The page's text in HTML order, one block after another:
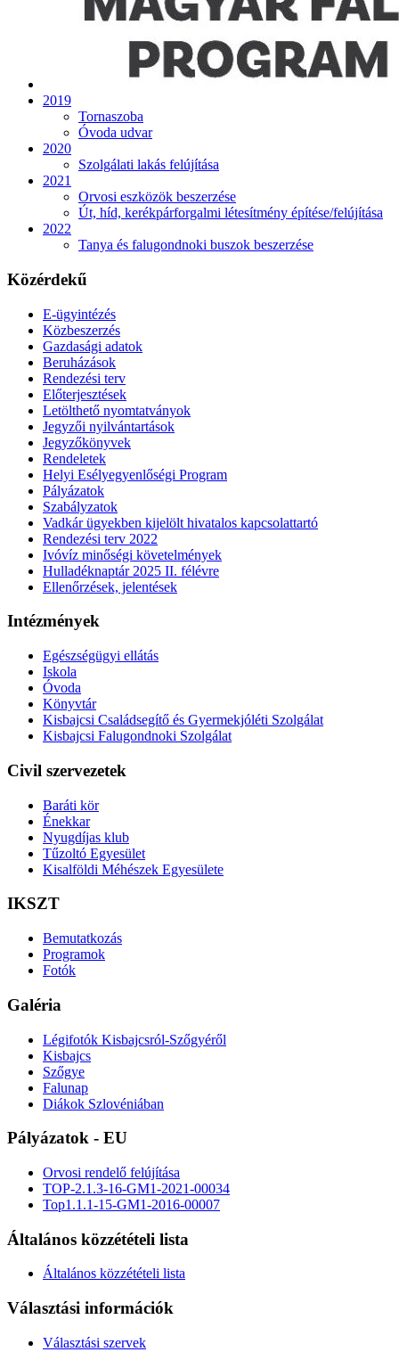
2019
Tornaszoba
Óvoda udvar
2020
Szolgálati lakás felújítása
2021
Orvosi eszközök beszerzése
Út, híd, kerékpárforgalmi létesítmény építése/felújítása
2022
Tanya és falugondnoki buszok beszerzése
Közérdekű
E-ügyintézés
Közbeszerzés
Gazdasági adatok
Beruházások
Rendezési terv
Előterjesztések
Letölthető nyomtatványok
Jegyzői nyilvántartások
Jegyzőkönyvek
Rendeletek
Helyi Esélyegyenlőségi Program
Pályázatok
Szabályzatok
Vadkár ügyekben kijelölt hivatalos kapcsolattartó
Rendezési terv 2022
Ivóvíz minőségi követelmények
Hulladéknaptár 2025 II. félévre
Ellenőrzések, jelentések
Intézmények
Egészségügyi ellátás
Iskola
Óvoda
Könyvtár
Kisbajcsi Családsegítő és Gyermekjóléti Szolgálat
Kisbajcsi Falugondnoki Szolgálat
Civil szervezetek
Baráti kör
Énekkar
Nyugdíjas klub
Tűzoltó Egyesület
Kisalföldi Méhészek Egyesülete
IKSZT
Bemutatkozás
Programok
Fotók
Galéria
Légifotók Kisbajcsról-Szőgyéről
Kisbajcs
Szőgye
Falunap
Diákok Szlovéniában
Pályázatok - EU
Orvosi rendelő felújítása
TOP-2.1.3-16-GM1-2021-00034
Top1.1.1-15-GM1-2016-00007
Általános közzétételi lista
Általános közzétételi lista
Választási információk
Választási szervek